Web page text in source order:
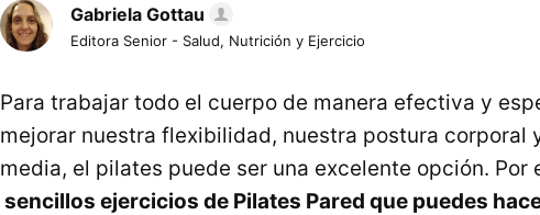
Gabriela Gottau
Editora Senior - Salud, Nutrición y Ejercicio
Para trabajar todo el cuerpo de manera efectiva y
mejorar nuestra flexibilidad, nuestra postura corporal
media, el pilates puede ser una excelente opción. Por
sencillos ejercicios de Pilates Pared que puedes